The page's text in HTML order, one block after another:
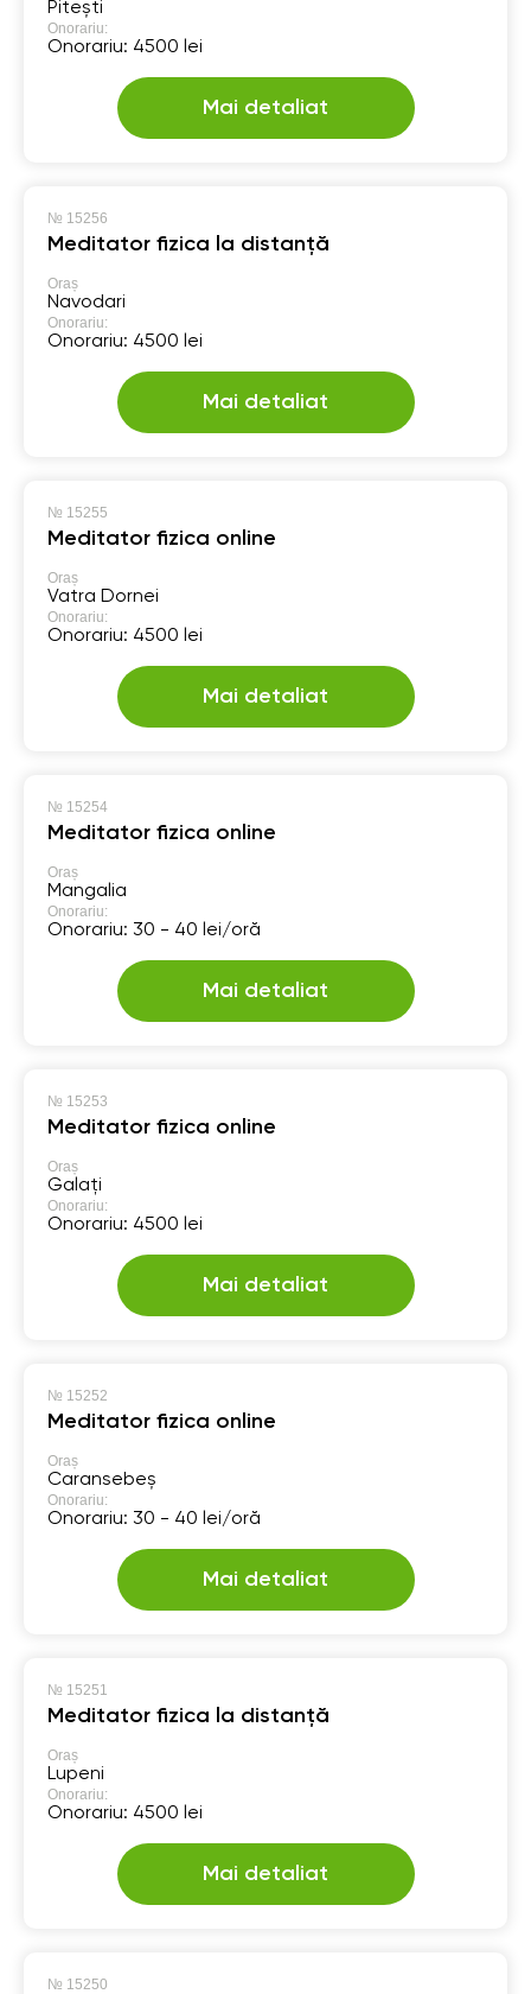
Pitești
Onorariu:
Onorariu: 4500 lei
Mai detaliat
№ 15256
Meditator fizica la distanță
Oraș
Navodari
Onorariu:
Onorariu: 4500 lei
Mai detaliat
№ 15255
Meditator fizica online
Oraș
Vatra Dornei
Onorariu:
Onorariu: 4500 lei
Mai detaliat
№ 15254
Meditator fizica online
Oraș
Mangalia
Onorariu:
Onorariu: 30 - 40 lei/oră
Mai detaliat
№ 15253
Meditator fizica online
Oraș
Galați
Onorariu:
Onorariu: 4500 lei
Mai detaliat
№ 15252
Meditator fizica online
Oraș
Caransebeș
Onorariu:
Onorariu: 30 - 40 lei/oră
Mai detaliat
№ 15251
Meditator fizica la distanță
Oraș
Lupeni
Onorariu:
Onorariu: 4500 lei
Mai detaliat
№ 15250